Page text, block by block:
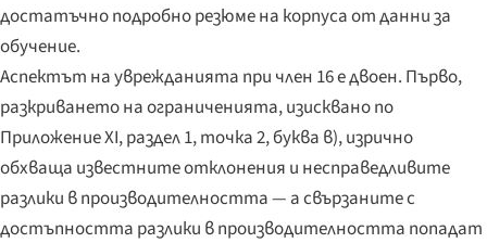
достатъчно подробно резюме на корпуса от данни за
обучение.
Аспектът на уврежданията при член 16 е двоен. Първо,
разкриването на ограниченията, изисквано по
Приложение XI, раздел 1, точка 2, буква в), изрично
обхваща известните отклонения и несправедливите
разлики в производителността — а свързаните с
достъпността разлики в производителността попадат